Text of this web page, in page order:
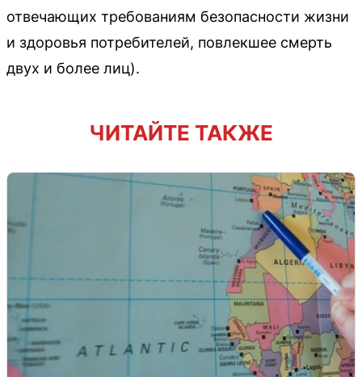
отвечающих требованиям безопасности жизни
и здоровья потребителей, повлекшее смерть
двух и более лиц).
ЧИТАЙТЕ ТАКЖЕ